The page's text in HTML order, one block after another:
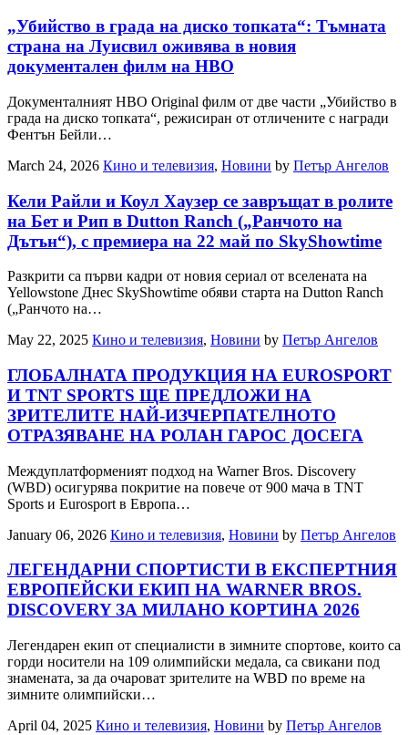
„Убийство в града на диско топката“: Тъмната
страна на Луисвил оживява в новия
документален филм на HBO
Документалният HBO Original филм от две части „Убийство в
града на диско топката“, режисиран от отличените с награди
Фентън Бейли…
March 24, 2026 Кино и телевизия, Новини by Петър Ангелов
Кели Райли и Коул Хаузер се завръщат в ролите
на Бет и Рип в Dutton Ranch („Ранчото на
Дътън“), с премиера на 22 май по SkyShowtime
Разкрити са първи кадри от новия сериал от вселената на
Yellowstone Днес SkyShowtime обяви старта на Dutton Ranch
(„Ранчото на…
May 22, 2025 Кино и телевизия, Новини by Петър Ангелов
ГЛОБАЛНАТА ПРОДУКЦИЯ НА EUROSPORT
И TNT SPORTS ЩЕ ПРЕДЛОЖИ НА
ЗРИТЕЛИТЕ НАЙ-ИЗЧЕРПАТЕЛНОТО
ОТРАЗЯВАНЕ НА РОЛАН ГАРОС ДОСЕГА
Междуплатформеният подход на Warner Bros. Discovery
(WBD) осигурява покритие на повече от 900 мача в TNT
Sports и Eurosport в Европа…
January 06, 2026 Кино и телевизия, Новини by Петър Ангелов
ЛЕГЕНДАРНИ СПОРТИСТИ В ЕКСПЕРТНИЯ
ЕВРОПЕЙСКИ ЕКИП НА WARNER BROS.
DISCOVERY ЗА МИЛАНО КОРТИНА 2026
Легендарен екип от специалисти в зимните спортове, които са
горди носители на 109 олимпийски медала, са свикани под
знамената, за да очароват зрителите на WBD по време на
зимните олимпийски…
April 04, 2025 Кино и телевизия, Новини by Петър Ангелов